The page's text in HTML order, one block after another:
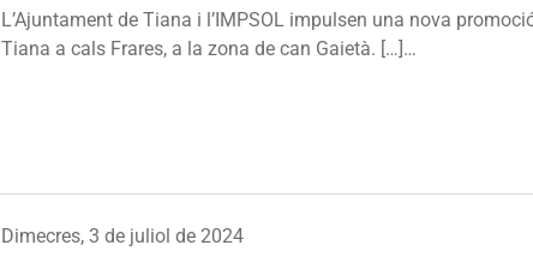
L’Ajuntament de Tiana i l’IMPSOL impulsen una nova
Tiana a cals Frares, a la zona de can Gaietà. […]…
Dimecres, 3 de juliol de 2024